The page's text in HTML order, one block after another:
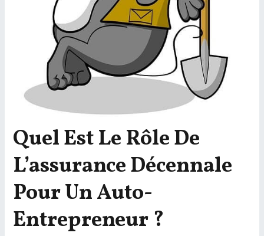
Quel Est Le Rôle De
L’assurance Décennale
Pour Un Auto-
Entrepreneur ?